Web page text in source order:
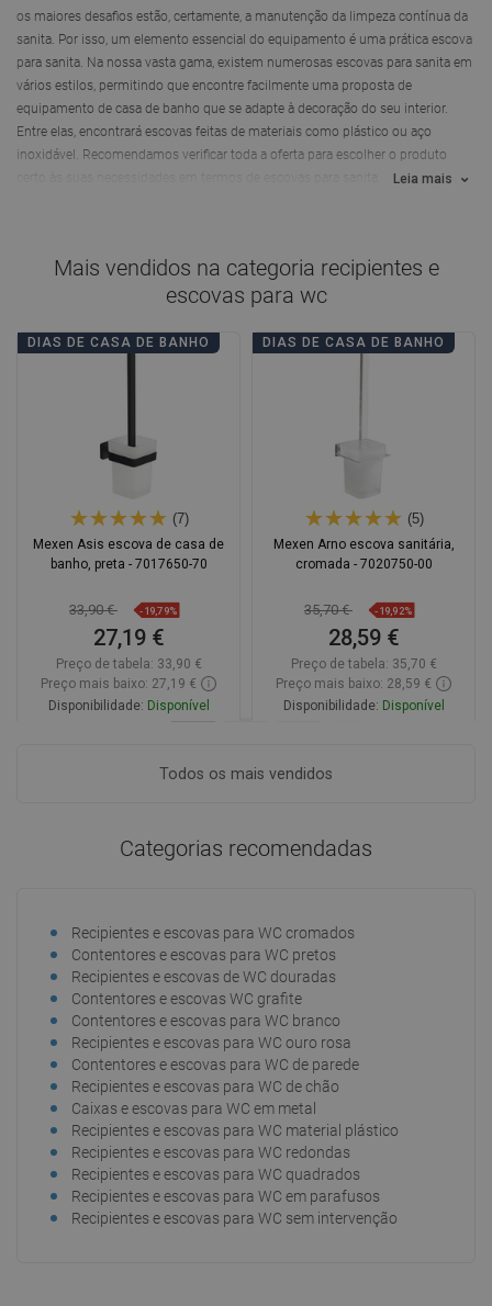
os maiores desafios estão, certamente, a manutenção da limpeza contínua da
sanita. Por isso, um elemento essencial do equipamento é uma prática escova
para sanita. Na nossa vasta gama, existem numerosas escovas para sanita em
vários estilos, permitindo que encontre facilmente uma proposta de
equipamento de casa de banho que se adapte à decoração do seu interior.
Entre elas, encontrará escovas feitas de materiais como plástico ou aço
inoxidável. Recomendamos verificar toda a oferta para escolher o produto
Leia mais
Mais vendidos na categoria recipientes e
escovas para wc
DIAS DE CASA DE BANHO
(7)
Mexen Asis escova de casa de
banho, preta - 7017650-70
33,90 € -19,79%
27,19 €
Preço de tabela: 33,90 €
Preço mais baixo: 27,19 €
Disponibilidade: Disponível
DIAS DE CASA DE BANHO
(5)
Mexen Arno escova sanitária,
cromada - 7020750-00
35,70 € -19,92%
28,59 €
Preço de tabela: 35,70 €
Preço mais baixo: 28,59 €
Disponibilidade: Disponível
Todos os mais vendidos
Categorias recomendadas
Recipientes e escovas para WC cromados
Contentores e escovas para WC pretos
Recipientes e escovas de WC douradas
Contentores e escovas WC grafite
Contentores e escovas para WC branco
Recipientes e escovas para WC ouro rosa
Contentores e escovas para WC de parede
Recipientes e escovas para WC de chão
Caixas e escovas para WC em metal
Recipientes e escovas para WC material plástico
Recipientes e escovas para WC redondas
Recipientes e escovas para WC quadrados
Recipientes e escovas para WC em parafusos
Recipientes e escovas para WC sem intervenção